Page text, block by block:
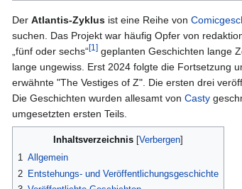
Zur
Navigation
springen
Zur
Suche
springen
Der Atlantis-Zyklus ist eine Reihe von
suchen. Das Projekt war häufig Opfer von
„fünf oder sechs“[1] geplanten Geschichten lange
lange ungewiss. Erst 2024 folgte die Fortsetzung
erwähnte "The Vestiges of Z". Die ersten drei
Die Geschichten wurden allesamt von Casty
umgesetzten ersten Teils.
Inhaltsverzeichnis
1 Allgemein
2 Entstehungs- und Veröffentlichungsgeschichte